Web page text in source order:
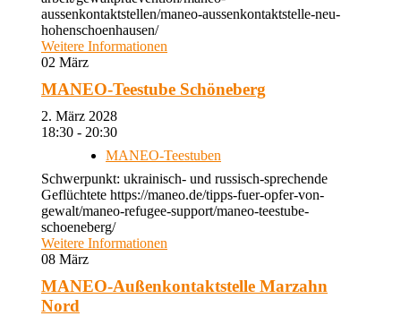
aussenkontaktstellen/maneo-aussenkontaktstelle-neu-
hohenschoenhausen/
Weitere Informationen
02 März
MANEO-Teestube Schöneberg
2. März 2028
18:30 - 20:30
MANEO-Teestuben
Schwerpunkt: ukrainisch- und russisch-sprechende
Geflüchtete https://maneo.de/tipps-fuer-opfer-von-
gewalt/maneo-refugee-support/maneo-teestube-
schoeneberg/
Weitere Informationen
08 März
MANEO-Außenkontaktstelle Marzahn
Nord